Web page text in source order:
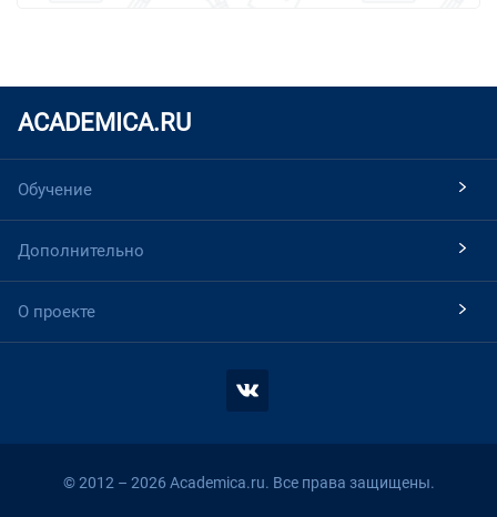
ACADEMICA.RU
Обучение
Дополнительно
О проекте
© 2012 – 2026 Academica.ru. Все права защищены.